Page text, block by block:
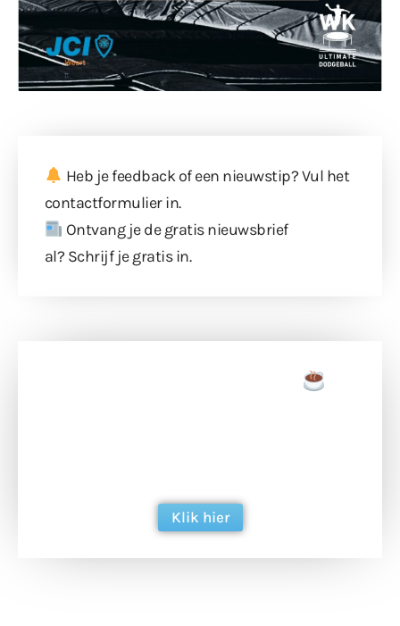
Heb je feedback of een nieuwstip? Vul het
contactformulierin.
Ontvang je de gratis nieuwsbrief
al? Schrijf je gratis in.
Klik hier